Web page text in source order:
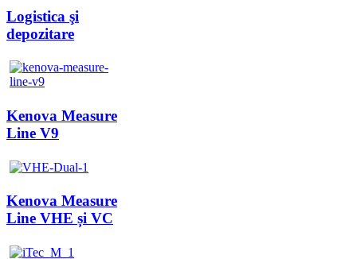
Logistica şi
depozitare
Kenova Measure
Line V9
Kenova Measure
Line VHE și VC